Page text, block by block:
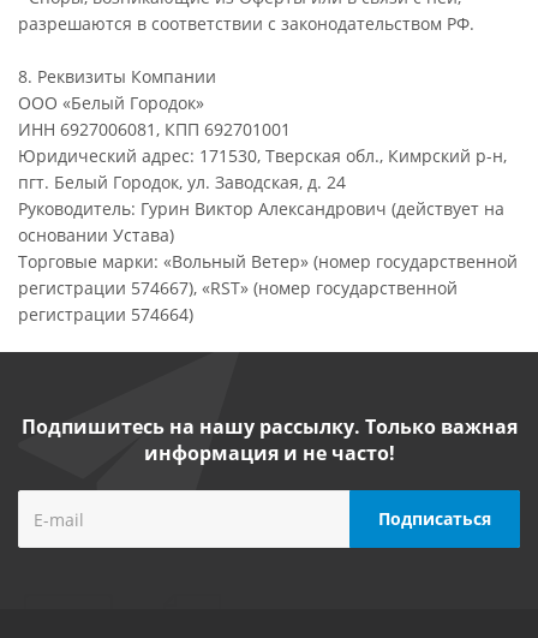
разрешаются в соответствии с законодательством РФ.
8. Реквизиты Компании
ООО «Белый Городок»
ИНН 6927006081, КПП 692701001
Юридический адрес: 171530, Тверская обл., Кимрский р-н,
пгт. Белый Городок, ул. Заводская, д. 24
Руководитель: Гурин Виктор Александрович (действует на
основании Устава)
Торговые марки: «Вольный Ветер» (номер государственной
регистрации 574667), «RST» (номер государственной
регистрации 574664)
Подпишитесь на нашу рассылку. Только важная
информация и не часто!